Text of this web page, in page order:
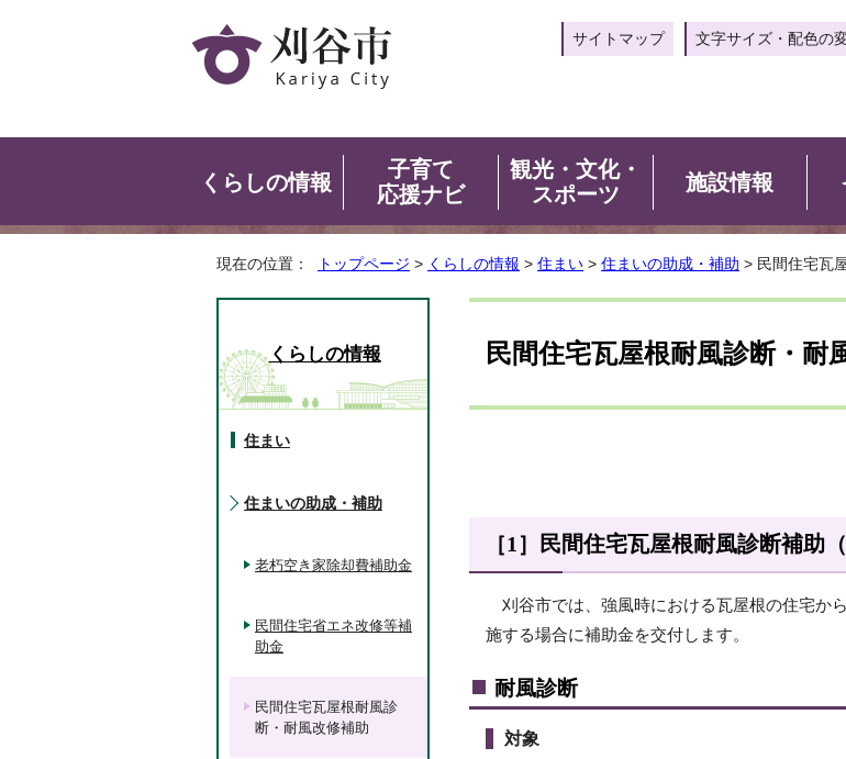
サイトマップ 文字サイズ・配色の
くらしの情報
子育て
応援ナビ
観光・文化・
スポーツ
施設情報
現在の位置： トップページ > くらしの情報 > 住まい > 住まいの助成・補助 > 民間住宅瓦
民間住宅瓦屋根耐風診断・耐
［1］民間住宅瓦屋根耐風診断補助（
刈谷市では、強風時における瓦屋根の住宅か
施する場合に補助金を交付します。
耐風診断
対象
くらしの情報
住まい
住まいの助成・補助
老朽空き家除却費補助金
民間住宅省エネ改修等補
助金
民間住宅瓦屋根耐風診
断・耐風改修補助